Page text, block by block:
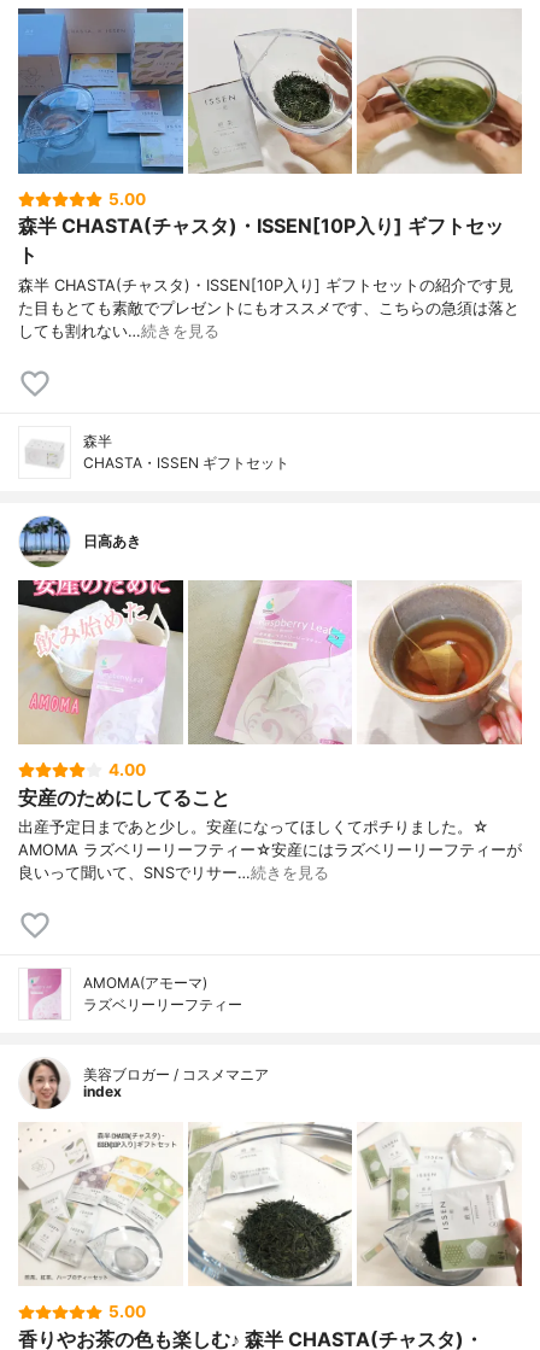
5.00
森半 CHASTA(チャスタ)・ISSEN[10P入り] ギフトセッ
ト
森半 CHASTA(チャスタ)・ISSEN[10P入り] ギフトセットの紹介です見
た目もとても素敵でプレゼントにもオススメです、こちらの急須は落と
しても割れない…続きを見る
森半
CHASTA・ISSEN ギフトセット
日高あき
4.00
安産のためにしてること
出産予定日まであと少し。安産になってほしくてポチりました。☆
AMOMA ラズベリーリーフティー☆安産にはラズベリーリーフティーが
良いって聞いて、SNSでリサー…続きを見る
AMOMA(アモーマ)
ラズベリーリーフティー
美容ブロガー / コスメマニア
index
5.00
香りやお茶の色も楽しむ♪ 森半 CHASTA(チャスタ)・